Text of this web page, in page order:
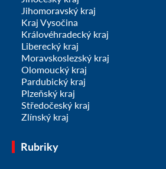
Jihomoravský kraj
Kraj Vysočina
Královéhradecký kraj
Liberecký kraj
Moravskoslezský kraj
Olomoucký kraj
Pardubický kraj
Plzeňský kraj
Středočeský kraj
Zlínský kraj
Rubriky